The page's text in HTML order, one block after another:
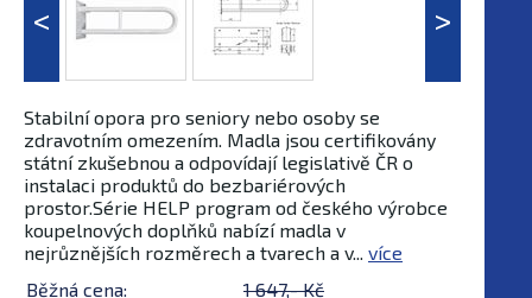
Stabilní opora pro seniory nebo osoby se
zdravotním omezením. Madla jsou certifikovány
státní zkušebnou a odpovídají legislativě ČR o
instalaci produktů do bezbariérových
prostor.Série HELP program od českého výrobce
koupelnových doplňků nabízí madla v
nejrůznějších rozměrech a tvarech a v... více
Běžná cena:
1 647,- Kč